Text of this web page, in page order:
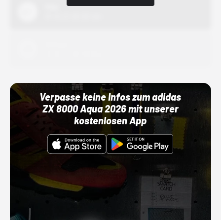
Verpasse keine Infos zum adidas
ZX 8000 Aqua 2026 mit unserer
kostenlosen App